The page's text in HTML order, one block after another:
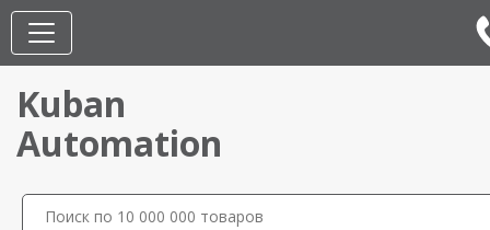
Kuban
Automation